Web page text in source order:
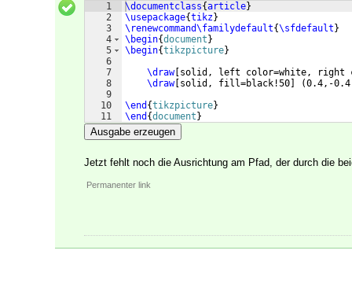
1
2
3
4
5
6
7
8
9
10
11
\documentclass{article}
\usepackage{tikz}
\renewcommand\familydefault{\sfdefault }
\begin{document }
\begin{tikzpicture}
\draw[ solid, left color=white, right
\draw[ solid, fill=black!50 (0.4,-0.4
\end {tikzpicture}
\end {document }
Ausgabe erzeugen
Jetzt fehlt noch die Ausrichtung am Pfad, der durch die
Permanenter link